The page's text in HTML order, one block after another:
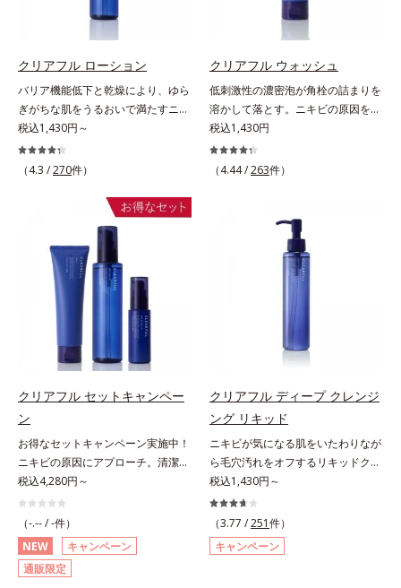
層の範囲内*3 スキンプロテクト※
複合成分配合＝肌を保護し、乾燥を
防ぐ複合成分 ※ ビルベリー葉エ
皮エキス*4 グリセリルグルコシド
（保湿成分）、（ジメチコン／ビニ
ルジメチコン）クロスポリマー、ジ
メチコン（カバー成分）*5 アクリ
レーツコポリマー
れ、ニキビを予防します。【ご使用
ステップ】洗顔の後、化粧水の前に
※敏感肌対象パッチテスト済（すべ
ての人に皮膚刺激がおきないという
わけではありません）※アレルギー
テスト済＝全ての方にアレルギーが
おきないということではありません
※ノンコメドジェニックテスト済＝
と）ができないというわけではあり
の整肌成分(*1)から成る「ナノVCシ
ョットカプセル」を配合。カプセル
技術によって、高い浸透力(*2)と安
定性を実現。毛穴の目立ちをしっか
りケア(*3)して、ゆらぎやすいニキ
ビ肌を、みずみずしい清潔な垢抜け
肌(*4)へと導きます。たっぷりの保
湿成分で低刺激。敏感肌の方にもお
然ビタミンE、イノシット、フィチ
ン酸、ユズセラミド、スフィンゴ糖
脂質*2 角層内*3 うるおいによりキ
メを整えて毛穴を目立たなくする*4
方に皮膚刺激がおきないというわけ
テスト済（すべての人に皮膚刺激が
ん）※弱酸性
クリアフル ローション
バリア機能低下と乾燥により、ゆら
ぎがちな肌をうるおいで満たすニキ
ビ対策化粧水。「ニキビをくり返し
てしまう」「毛穴目立ちが気にな
る」「マスク生活であごや口まわり
に。くり返しニキビの根本原因「肌
のバリア機能の低下」と、肌悩み
「毛穴の目立ち」の両方にWでアプ
ローチする、薬用ニキビ対策スキン
ケアシリーズです。5種の和漢植物
由来成分とコラーゲンが肌をいたわ
りながらうるおいを与え、バリア機
能を維持。ニキビができにくい肌を
目指します。さらにビタミンC誘導
体をはじめとした5種の整肌成分
(*1)から成る「ナノVCショットカプ
から成分を放出する特殊技術によっ
て、高い浸透力(*2)と安定性を実
現。毛穴の目立ちをしっかりケア
(*3)して、ゆらぎやすいニキビ肌
を、みずみずしい清潔な垢抜け肌
(*4)へと導きます。たっぷりの保湿
成分で低刺激。敏感肌の方にもお使
いいただけます(*5)。*1 テトラ2-ヘ
キシルデカン酸アスコルビル、天然
税込1,430円～
（4.3 /270件）
クリアフル ウォッシュ
低刺激性の濃密泡が角栓の詰まりを
溶かして落とす。ニキビの原因を残
さないクリアな肌に洗い上げる洗顔
料。「ニキビをくり返してしまう」
「毛穴目立ちが気になる」「マスク
ニキビの根本原因「肌のバリア機能
の低下」と、肌悩み「毛穴の目立
ち」の両方にWでアプローチする、
薬用ニキビ対策スキンケアシリーズ
ラーゲンが肌をいたわりながらうる
キビができにくい肌を目指します。
した5種の整肌成分(*1)から成る
「ナノVCショットカプセル」を配
合。カプセルが浸透してから成分を
放出する特殊技術によって、高い浸
透力(*2)と安定性を実現。毛穴の目
立ちをしっかりケア(*3)して、ゆら
ぎやすいニキビ肌を、みずみずしい
清潔な垢抜け肌(*4)へと導きます。
たっぷりの保湿成分で低刺激。敏感
税込1,430円
（4.44 /263件）
クリアフル セットキャンペー
ン
お得なセットキャンペーン実施中！
ニキビの原因にアプローチ。清潔な
垢抜け肌(*1)へ。「ニキビをくり返
してしまう」「毛穴目立ち(*2)が気
になる」「マスク生活であごや口ま
わりのニキビが気になる」というお
悩みに。くり返しニキビの根本原因
「肌のバリア機能の低下」と、肌悩
税込4,280円～
（-.-- / -件）
NEW
キャンペーン
通販限定
クリアフル ディープ クレンジ
ング リキッド
ニキビが気になる肌をいたわりなが
ら毛穴汚れをオフするリキッドクレ
ンジング。ニキビにお悩みの肌をい
たわりながら、メイクをしっかりオ
フするリキッドクレンジングです。
ファンデーション、ポイントメイク
などの個々の汚れに対応する洗浄成
税込1,430円～
（3.77 /251件）
キャンペーン